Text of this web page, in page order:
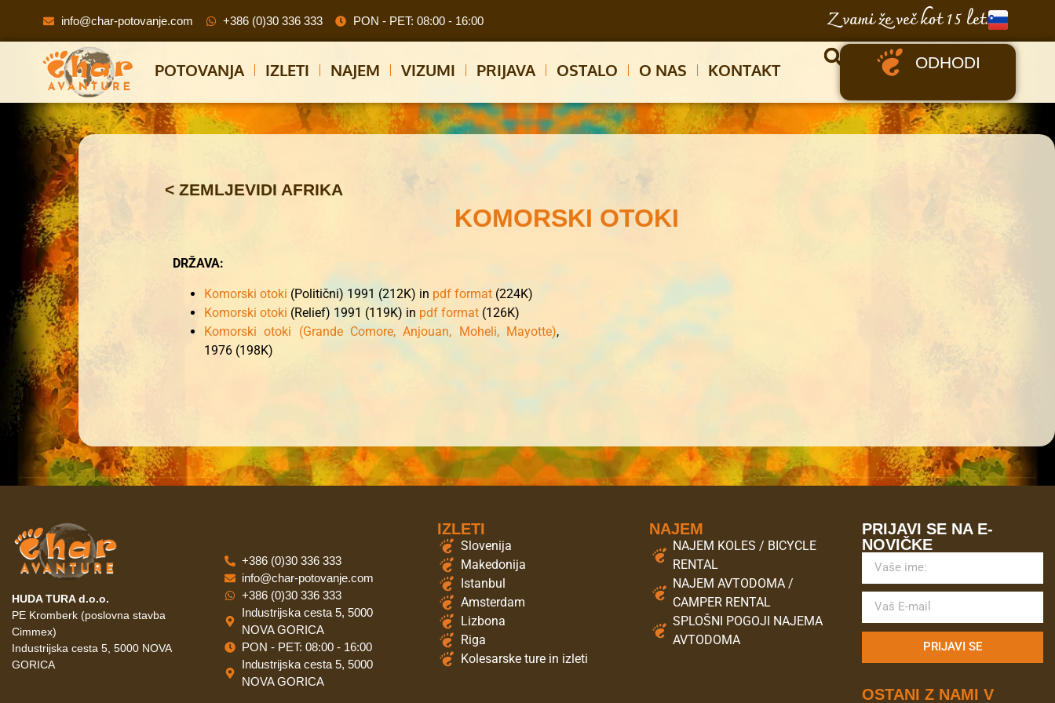
info@char-potovanje.com +386 (0)30 336 333 PON - PET: 08:00 - 16:00 Z vami že več kot 15 let.
POTOVANJA IZLETI NAJEM VIZUMI PRIJAVA OSTALO O NAS KONTAKT ODHODI
< ZEMLJEVIDI AFRIKA
KOMORSKI OTOKI
DRŽAVA:
Komorski otoki (Politični) 1991 (212K) in pdf format (224K)
Komorski otoki (Relief) 1991 (119K) in pdf format (126K)
Komorski otoki (Grande Comore, Anjouan, Moheli, Mayotte),
1976 (198K)
HUDA TURA d.o.o.
PE Kromberk (poslovna stavba
Cimmex)
Industrijska cesta 5, 5000 NOVA
GORICA
+386 (0)30 336 333
info@char-potovanje.com
+386 (0)30 336 333
Industrijska cesta 5, 5000
NOVA GORICA
PON - PET: 08:00 - 16:00
Industrijska cesta 5, 5000
NOVA GORICA
IZLETI
Slovenija
Makedonija
Istanbul
Amsterdam
Lizbona
Riga
Kolesarske ture in izleti
NAJEM
NAJEM KOLES / BICYCLE
RENTAL
NAJEM AVTODOMA /
CAMPER RENTAL
SPLOŠNI POGOJI NAJEMA
AVTODOMA
PRIJAVI SE NA E-
NOVIČKE
PRIJAVI SE
OSTANI Z NAMI V